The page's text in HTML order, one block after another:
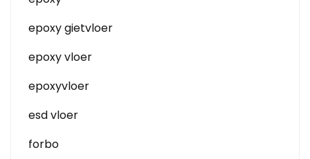
epoxy gietvloer
epoxy vloer
epoxyvloer
esd vloer
forbo